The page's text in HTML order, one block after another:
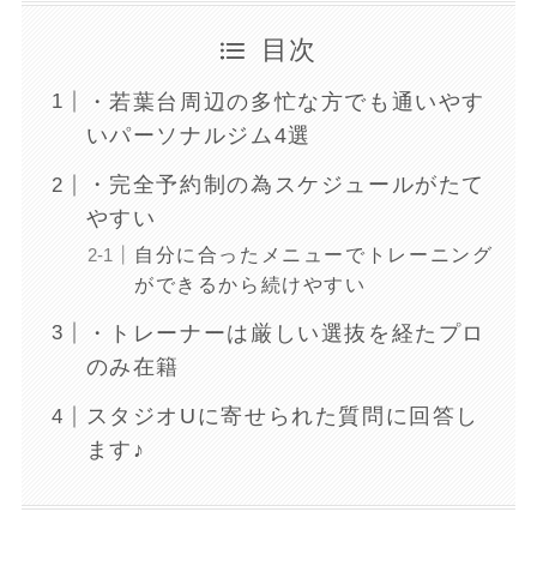
目次
・若葉台周辺の多忙な方でも通いやす
いパーソナルジム4選
・完全予約制の為スケジュールがたて
やすい
自分に合ったメニューでトレーニング
ができるから続けやすい
・トレーナーは厳しい選抜を経たプロ
のみ在籍
スタジオUに寄せられた質問に回答し
ます♪